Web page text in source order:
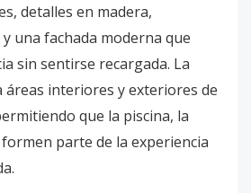
detalles en madera,
una fachada moderna que
sin sentirse recargada. La
interiores y exteriores de
que la piscina, la
parte de la experiencia